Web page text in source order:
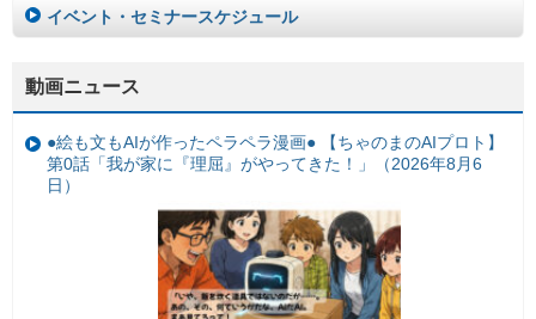
イベント・セミナースケジュール
動画ニュース
●絵も文もAIが作ったペラペラ漫画● 【ちゃのまのAIプロト】
第0話「我が家に『理屈』がやってきた！」（2026年8月6
日）